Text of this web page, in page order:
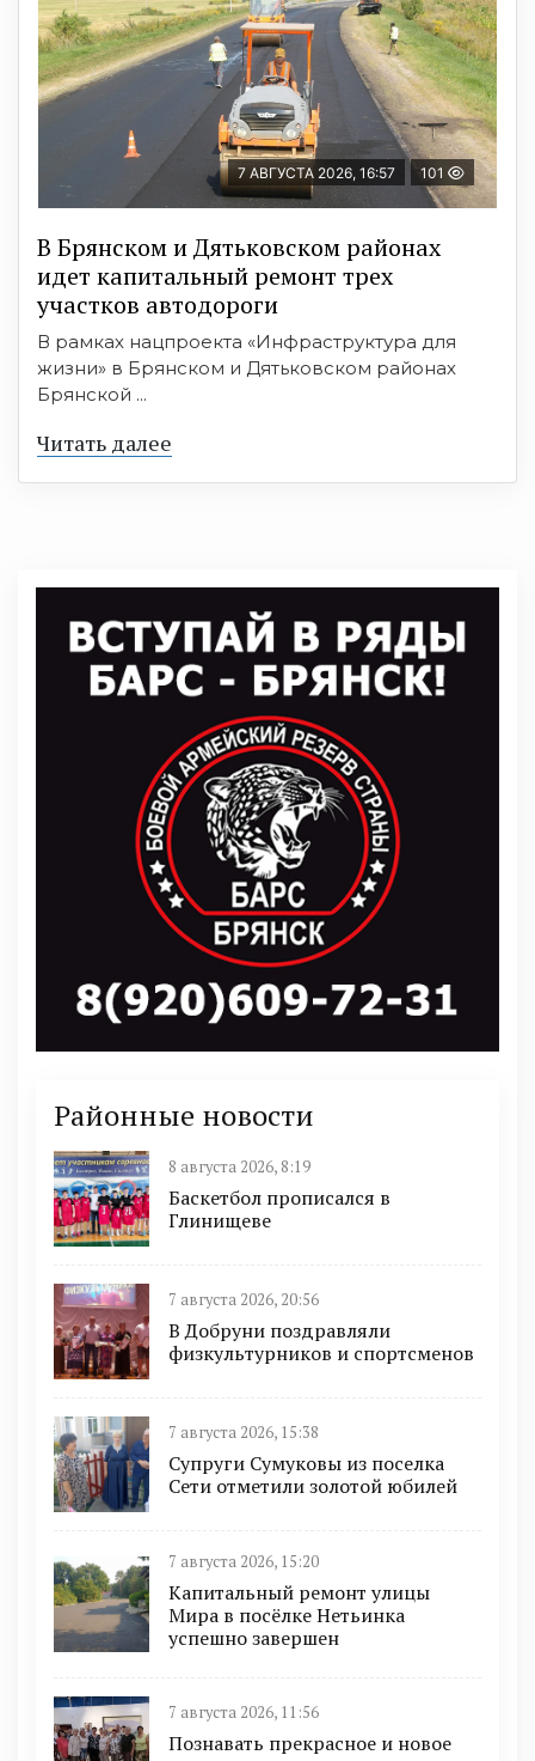
7 АВГУСТА 2026, 16:57 101
В Брянском и Дятьковском районах
идет капитальный ремонт трех
участков автодороги
В рамках нацпроекта «Инфраструктура для
жизни» в Брянском и Дятьковском районах
Брянской ...
Читать далее
Районные новости
8 августа 2026, 8:19
Баскетбол прописался в
Глинищеве
7 августа 2026, 20:56
В Добруни поздравляли
физкультурников и спортсменов
7 августа 2026, 15:38
Супруги Сумуковы из поселка
Сети отметили золотой юбилей
7 августа 2026, 15:20
Капитальный ремонт улицы
Мира в посёлке Нетьинка
успешно завершен
7 августа 2026, 11:56
Познавать прекрасное и новое